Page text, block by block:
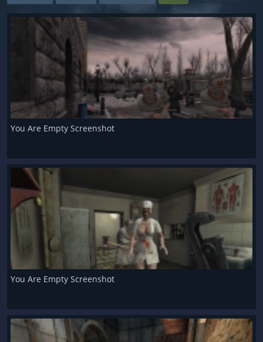
You Are Empty Screenshot
You Are Empty Screenshot